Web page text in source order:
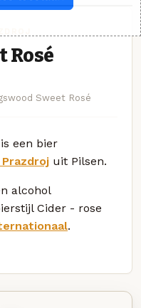
Rosé
Sweet Rosé
een bier
uit Pilsen.
alcohol
Cider - rose
.